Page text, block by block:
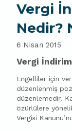
Vergi
Nedir?
6 Nisan 2015
Vergi
Engelliler için
düzenlenmiş
düzenlemedir.
özürlülere
Vergisi